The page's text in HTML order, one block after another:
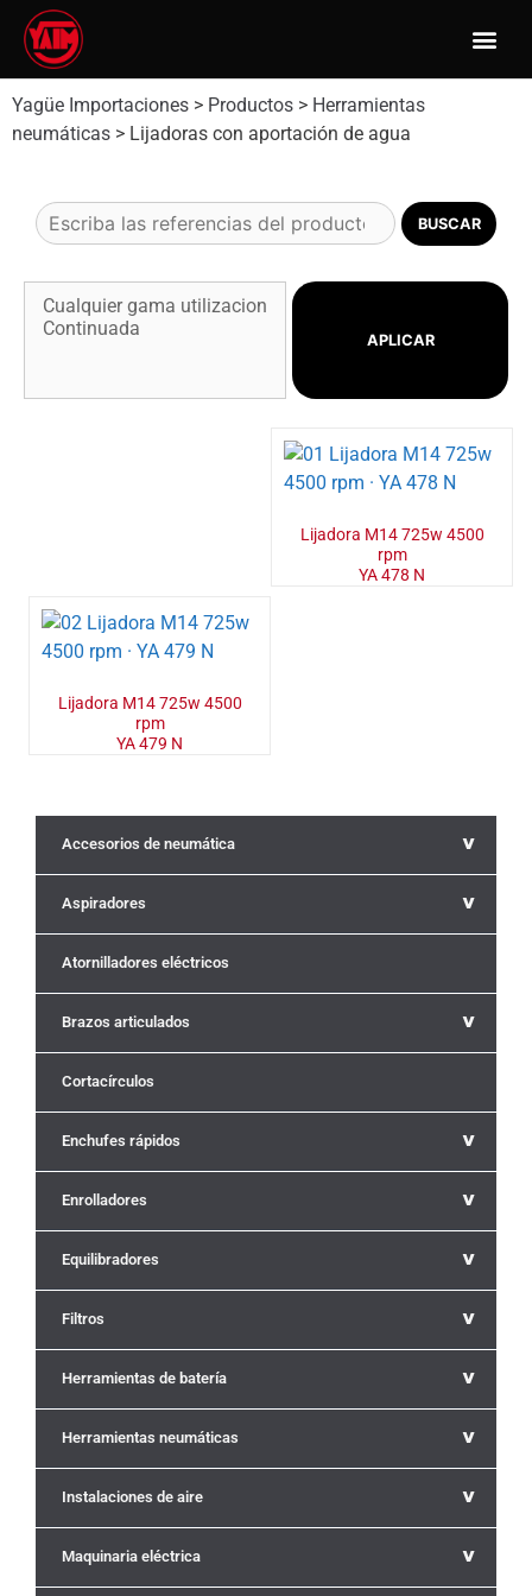
Yagüe Importaciones > Productos > Herramientas
neumáticas > Lijadoras con aportación de agua
APLICAR
^
Accesorios de neumática
^
Aspiradores
Atornilladores eléctricos
^
Brazos articulados
Cortacírculos
^
Enchufes rápidos
^
Enrolladores
^
Equilibradores
^
Filtros
^
Herramientas de batería
^
Herramientas neumáticas
^
Instalaciones de aire
^
Maquinaria eléctrica
Lijadora M14 725w 4500
rpm
YA 478 N
Lijadora M14 725w 4500
rpm
YA 479 N